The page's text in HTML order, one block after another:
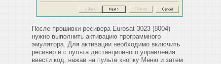
После прошивки ресивера Eurosat 3023 (8004)
нужно выполнить активацию программного
эмулятора. Для активации необходимо включить
ресивер и с пульта дистанционного управления
ввести код, нажав на пульте кнопку Меню и затем